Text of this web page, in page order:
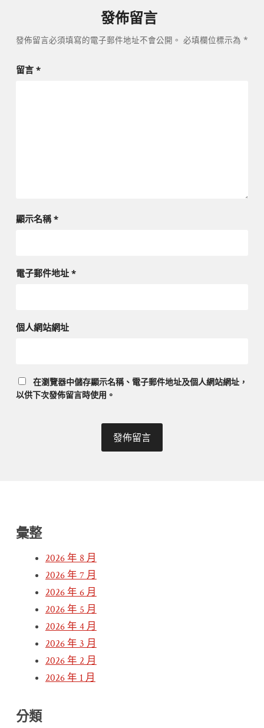
發佈留言
發佈留言必須填寫的電子郵件地址不會公開。 必填欄位標示為 *
留言 *
顯示名稱*
電子郵件地址 *
個人網站網址
在瀏覽器中儲存顯示名稱、電子郵件地址及個人網站網址，
以供下次發佈留言時使用。
彙整
2026 年 8 月
2026 年 7 月
2026 年 6 月
2026 年 5 月
2026 年 4 月
2026 年 3 月
2026 年 2 月
2026 年 1 月
分類